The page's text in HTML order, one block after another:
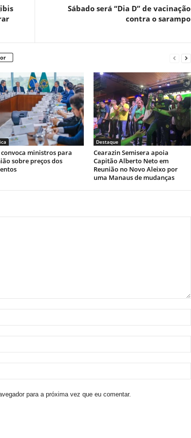
Sábado será “Dia D” de vacinação
contra o sarampo
ministros para
sobre preços dos
Destaque
Cearazin Semisera apoia
Capitão Alberto Neto em
Reunião no Novo Aleixo por
uma Manaus de mudanças
para a próxima vez que eu comentar.